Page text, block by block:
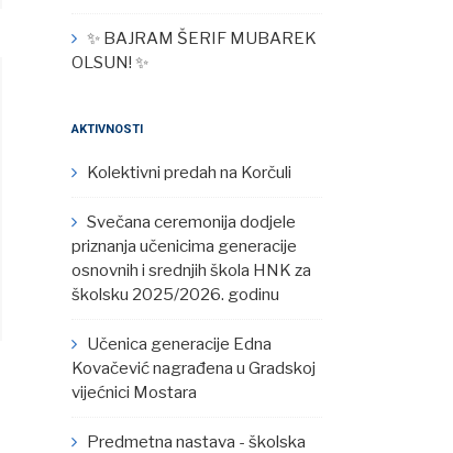
✨ BAJRAM ŠERIF MUBAREK
OLSUN! ✨
AKTIVNOSTI
Kolektivni predah na Korčuli
Svečana ceremonija dodjele
priznanja učenicima generacije
osnovnih i srednjih škola HNK za
školsku 2025/2026. godinu
Učenica generacije Edna
Kovačević nagrađena u Gradskoj
vijećnici Mostara
Predmetna nastava - školska